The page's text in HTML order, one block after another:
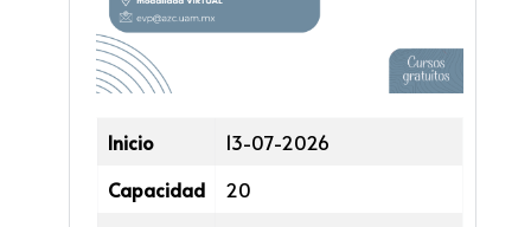
Inicio
13-07-2026
Capacidad
20